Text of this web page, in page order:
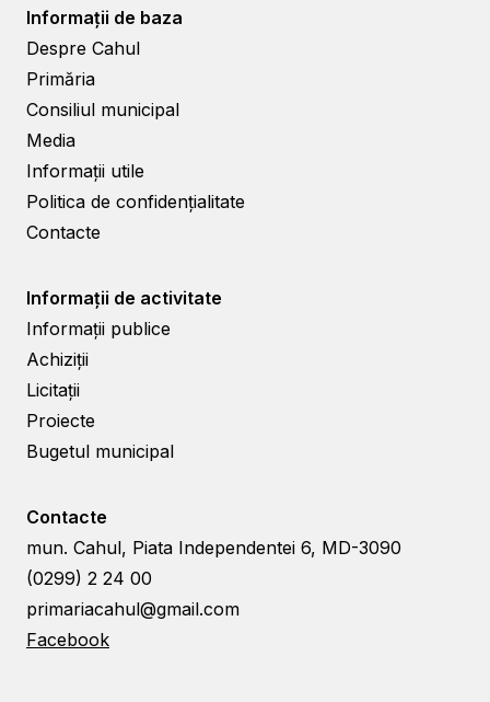
Informații de baza
Despre Cahul
Primăria
Consiliul municipal
Media
Informații utile
Politica de confidențialitate
Contacte
Informații de activitate
Informații publice
Achiziții
Licitații
Proiecte
Bugetul municipal
Contacte
mun. Cahul, Piata Independentei 6, MD-3090
(0299) 2 24 00
primariacahul@gmail.com
Facebook